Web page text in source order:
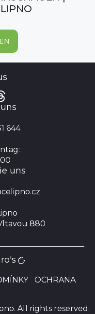
644
uns
880

| OCHRANA
All rights reserved .